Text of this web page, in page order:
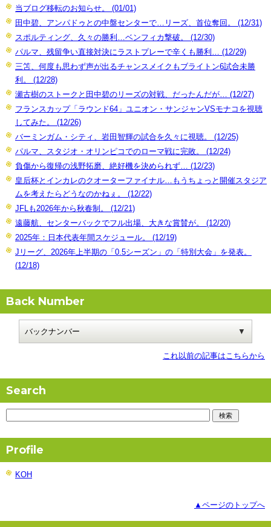
当ブログ移転のお知らせ。 (01/01)
田中碧、アンパドゥとの中盤センターで…リーズ、首位奪回。 (12/31)
スポルティング、久々の勝利…ベンフィカ撃破。 (12/30)
パルマ、残留争い直接対決にラストプレーで辛くも勝利… (12/29)
三笘、何度も思わず声が出るチャンスメイクもブライトン6試合未勝
利。 (12/28)
瀬古樹のストークと田中碧のリーズの対戦、だったんだが… (12/27)
フランスカップ「ラウンド64」ユニオン・サンジャンVSモナコを視聴
してみた。 (12/26)
バーミンガム・シティ、岩田智輝の試合を久々に視聴。 (12/25)
パルマ、スタジオ・オリンピコでのローマ戦に完敗。 (12/24)
負傷から復帰の浅野拓磨、絶好機を決められず… (12/23)
皇后杯とインカレのクオーターファイナル…もうちょっと開催スタジア
ムを考えたらどうなのかねぇ。 (12/22)
JFLも2026年から秋春制。 (12/21)
遠藤航、センターバックでフル出場、大きな賞賛が。 (12/20)
2025年：日本代表年間スケジュール。 (12/19)
Jリーグ、2026年上半期の「0.5シーズン」の「特別大会」を発表。
(12/18)
Back Number
これ以前の記事はこちらから
Search
Profile
KOH
▲ページのトップへ